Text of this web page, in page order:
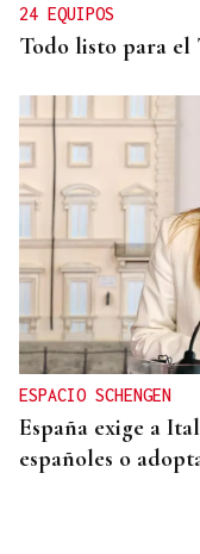
24 EQUIPOS
Todo listo para el
ESPACIO SCHENGEN
España exige a
españoles o